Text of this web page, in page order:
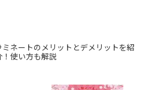
ミネートのメリットとデメリットを紹
！使い方も解説